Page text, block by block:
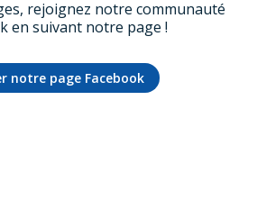
rejoignez notre communauté
en suivant notre page !
notre page Facebook